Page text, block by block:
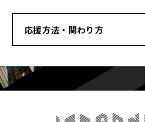
応援方法・関わり方